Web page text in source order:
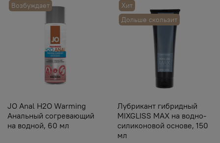
Возбуждает
JO Anal H2O Warming
Анальный согревающий
на водной, 60 мл
Хит
Дольше скользит
Лубрикант гибридный
MIXGLISS MAX на водно-
силиконовой основе, 150
мл